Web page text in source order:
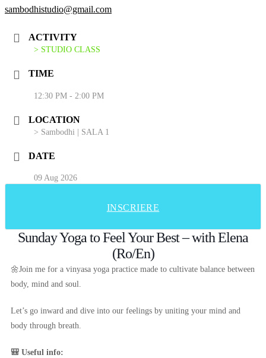
sambodhistudio@gmail.com
ACTIVITY
> STUDIO CLASS
TIME
12:30 PM - 2:00 PM
LOCATION
> Sambodhi | SALA 1
DATE
09 Aug 2026
INSCRIERE
Sunday Yoga to Feel Your Best – with Elena
(Ro/En)
🌼Join me for a vinyasa yoga practice made to cultivate balance between
body, mind and soul.
Let’s go inward and dive into our feelings by uniting your mind and
body through breath.
🎒 Useful info: